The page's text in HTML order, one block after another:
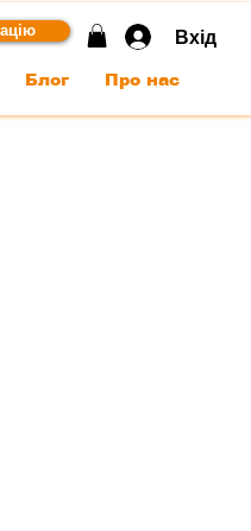
Вхід
Блог Про нас